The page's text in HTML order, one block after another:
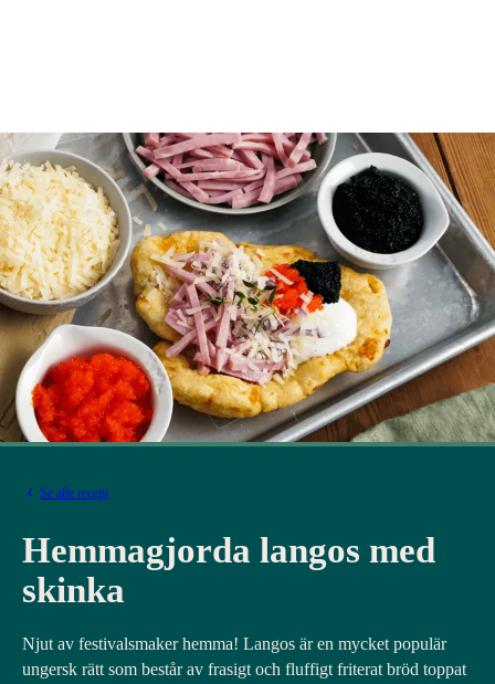
Se alle recept
Hemmagjorda langos med
skinka
Njut av festivalsmaker hemma! Langos är en mycket populär
ungersk rätt som består av frasigt och fluffigt friterat bröd toppat